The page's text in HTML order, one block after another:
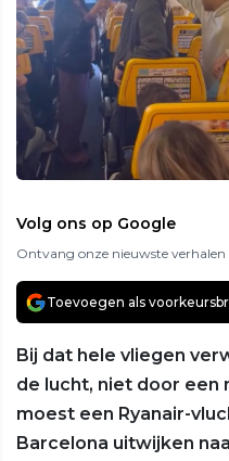
Volg ons op Google
Ontvang onze nieuwste verhalen
Toevoegen als
Bij dat hele vliegen
de lucht, niet door een
moest een Ryanair-
Barcelona uitwijken